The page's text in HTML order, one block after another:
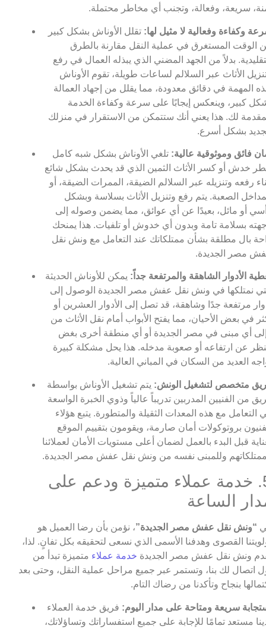
سريعة، وفعالة، وتجنب أي مخاطر محتملة.
وكفاءة وفعالية لا مثيل لها: تقلل الأوناش بشكل كبير
الوقت المستغرق في عملية النقل مقارنة بالطرق
بدلاً من الجهد المضني الذي يبذله العمال في رفع
الأثاث عبر السلالم لساعات طويلة، تقوم الأوناش
المهمة في دقائق معدودة، مما يقلل من إجهاد العمالة
كبير، وينعكس إيجابًا على سرعة وكفاءة الخدمة
لك. هذا يعني أنك ستتمكن من الاستقرار في منزلك
بشكل أسرع.
فائق وموثوقية عالية: تلغي الأوناش بشكل شبه كامل
خدش أو كسر الأثاث الثمين الذي قد يحدث بشكل شائع
رفعه وتنزيله عبر السلالم الضيقة، الممرات الضيقة، أو
الصعبة. يتم رفع وتنزيل الأثاث بسلاسة وبشكل
أو مائل، بعيدًا عن أي عوائق، مما يضمن وصوله إلى
بسلامة تامة وبدون أي خدوش أو تلفيات. هذا يمنحك
بال مطلقة بشأن ممتلكاتك عند التعامل مع ونش نقل
مصر الجديدة.
الأدوار الشاهقة والمرتفعة جداً: يمكن للأوناش الحديثة
نمتلكها في ونش نقل عفش مصر الجديدة الوصول إلى
مرتفعة جدًا وشاهقة، قد تصل إلى الأدوار العشرين أو
في بعض الأحيان، مما يفتح الأبواب أمام نقل الأثاث من
أي مبنى في مصر الجديدة أو أي منطقة أخرى بغض
عن ارتفاعه أو صعوبة مدخله. هذا يحل مشكلة كبيرة
العديد من السكان في المباني العالية.
متخصص لتشغيل الونش: يتم تشغيل الأوناش بواسطة
من الفنيين المدربين تدريباً عالياً وذوي الخبرة الواسعة
التعامل مع هذه المعدات الثقيلة والمتطورة. يتبع هؤلاء
بروتوكولات أمان صارمة، ويقومون بتقييم الموقع
قبل البدء بالعمل لضمان أعلى مستويات الأمان لعملائنا
وللمبنى نفسه من ونش نقل عفش مصر الجديدة.
5. خدمة عملاء متميزة ودعم على
الساعة
“ونش نقل عفش مصر الجديدة”، نؤمن بأن رضا العميل هو
القصوى وهدفنا الأسمى الذي نسعى لتحقيقه بكل تفانٍ. لذا،
ونش نقل عفش مصر الجديدة خدمة عملاء متميزة تبدأ من
اتصال لك بنا، وتستمر عبر جميع مراحل عملية النقل، وحتى بعد
بنجاح وتأكدنا من رضاك التام.
سريعة ومتاحة على مدار اليوم: فريق خدمة العملاء
مستعد تمامًا للإجابة على جميع استفساراتك وتساؤلاتك،